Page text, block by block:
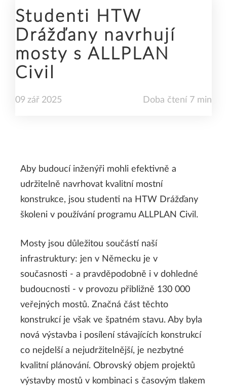
Studenti HTW
Drážďany navrhují
mosty s ALLPLAN
Civil
09 zář 2025 Doba čtení 7 min
Aby budoucí inženýři mohli efektivně a
udržitelně navrhovat kvalitní mostní
konstrukce, jsou studenti na HTW Drážďany
školeni v používání programu ALLPLAN Civil.
Mosty jsou důležitou součástí naší
infrastruktury: jen v Německu je v
současnosti - a pravděpodobně i v dohledné
budoucnosti - v provozu přibližně 130 000
veřejných mostů. Značná část těchto
konstrukcí je však ve špatném stavu. Aby byla
nová výstavba i posílení stávajících konstrukcí
co nejdelší a nejudržitelnější, je nezbytné
kvalitní plánování. Obrovský objem projektů
výstavby mostů v kombinaci s časovým tlakem